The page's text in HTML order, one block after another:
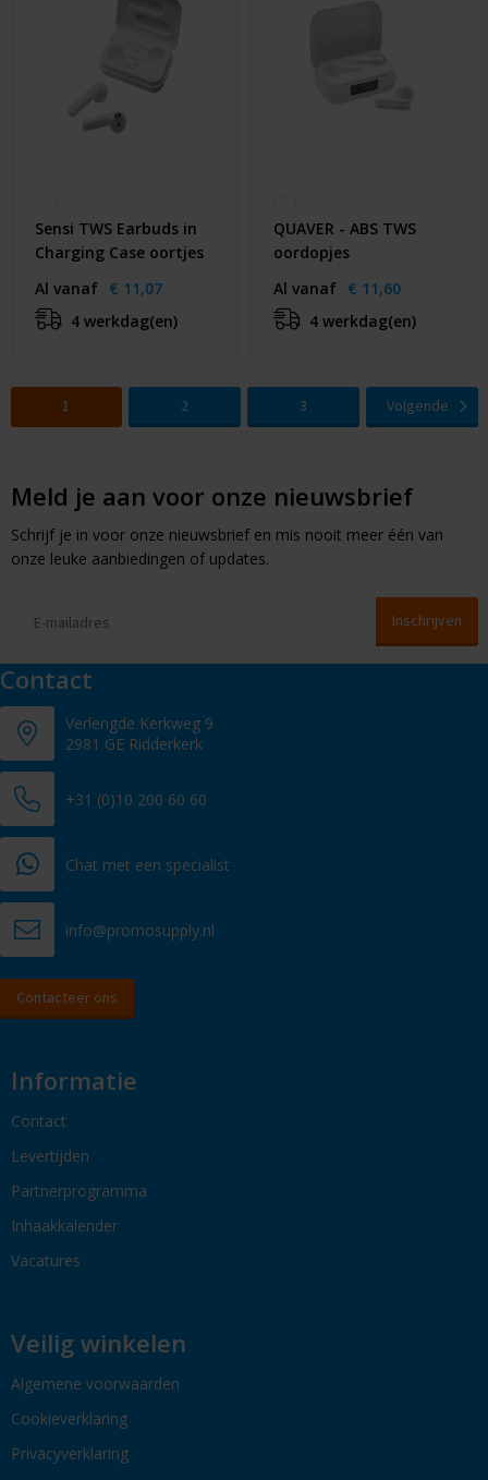
Sensi TWS Earbuds in
Charging Case oortjes
Al vanaf € 11,07
4 werkdag(en)
QUAVER - ABS TWS
oordopjes
Al vanaf € 11,60
4 werkdag(en)
1 2 3 Volgende
Meld je aan voor onze nieuwsbrief
Schrijf je in voor onze nieuwsbrief en mis nooit meer één van
onze leuke aanbiedingen of updates.
Contact
Verlengde Kerkweg 9
2981 GE Ridderkerk
+31 (0)10 200 60 60
Chat met een specialist
info@promosupply.nl
Contacteer ons
Informatie
Contact
Levertijden
Partnerprogramma
Inhaakkalender
Vacatures
Veilig winkelen
Algemene voorwaarden
Cookieverklaring
Privacyverklaring